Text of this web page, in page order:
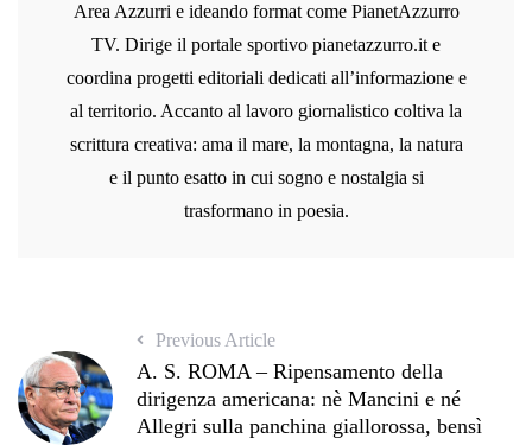
Area Azzurri e ideando format come PianetAzzurro
TV. Dirige il portale sportivo pianetazzurro.it e
coordina progetti editoriali dedicati all’informazione e
al territorio. Accanto al lavoro giornalistico coltiva la
scrittura creativa: ama il mare, la montagna, la natura
e il punto esatto in cui sogno e nostalgia si
trasformano in poesia.
Previous Article
A. S. ROMA – Ripensamento della
dirigenza americana: nè Mancini e né
Allegri sulla panchina giallorossa, bensì